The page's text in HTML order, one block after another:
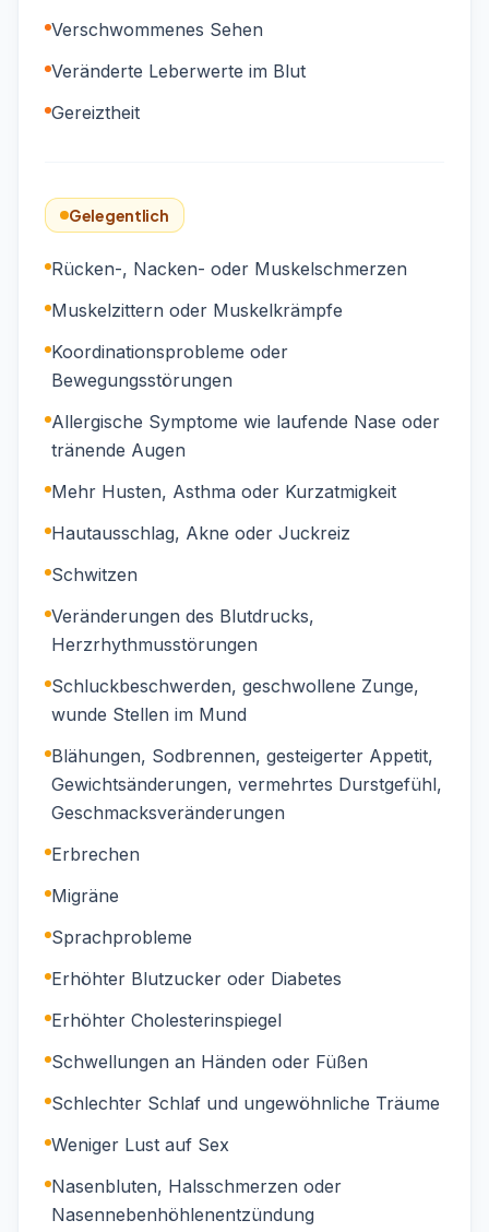
Verschwommenes Sehen
Veränderte Leberwerte im Blut
Gereiztheit
Gelegentlich
Rücken-, Nacken- oder Muskelschmerzen
Muskelzittern oder Muskelkrämpfe
Koordinationsprobleme oder
Bewegungsstörungen
Allergische Symptome wie laufende Nase oder
tränende Augen
Mehr Husten, Asthma oder Kurzatmigkeit
Hautausschlag, Akne oder Juckreiz
Schwitzen
Veränderungen des Blutdrucks,
Herzrhythmusstörungen
Schluckbeschwerden, geschwollene Zunge,
wunde Stellen im Mund
Blähungen, Sodbrennen, gesteigerter Appetit,
Gewichtsänderungen, vermehrtes Durstgefühl,
Geschmacksveränderungen
Erbrechen
Migräne
Sprachprobleme
Erhöhter Blutzucker oder Diabetes
Erhöhter Cholesterinspiegel
Schwellungen an Händen oder Füßen
Schlechter Schlaf und ungewöhnliche Träume
Weniger Lust auf Sex
Nasenbluten, Halsschmerzen oder
Nasennebenhöhlenentzündung